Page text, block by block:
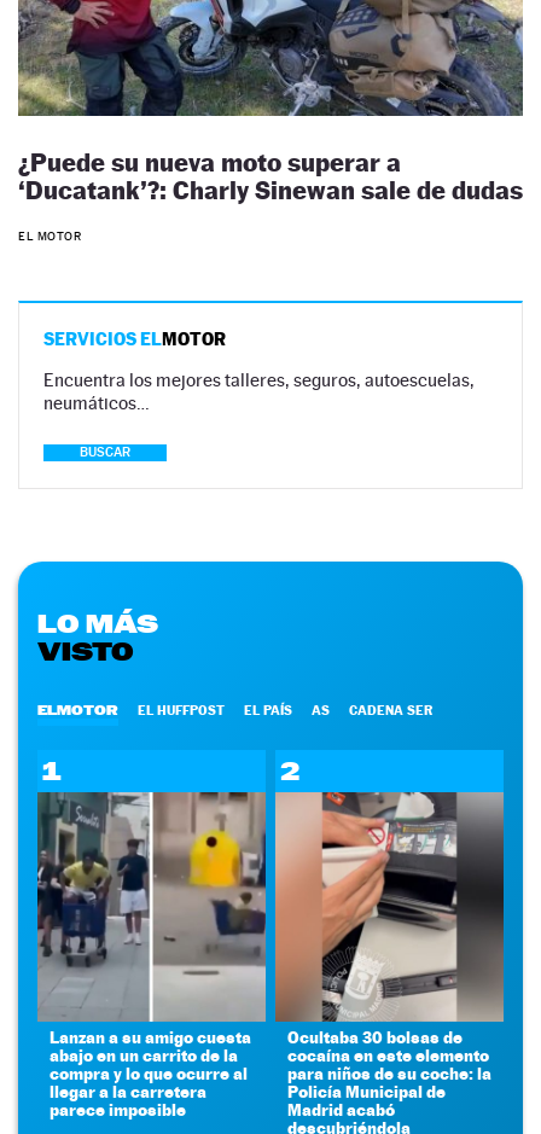
¿Puede su nueva moto superar a
‘Ducatank’?: Charly Sinewan sale de dudas
EL MOTOR
SERVICIOS ELMOTOR
Encuentra los mejores talleres, seguros, autoescuelas,
neumáticos…
BUSCAR
LO MÁS
VISTO
ELMOTOR EL HUFFPOST EL PAÍS AS CADENA SER
1
Lanzan a su amigo cuesta
abajo en un carrito de la
compra y lo que ocurre al
llegar a la carretera
parece imposible
2
Ocultaba 30 bolsas de
cocaína en este elemento
para niños de su coche: la
Policía Municipal de
Madrid acabó
descubriéndola